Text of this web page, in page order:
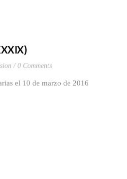
0 Comments
el 10 de marzo de 2016